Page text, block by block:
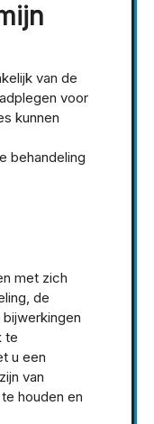
van de
voor
kunnen
behandeling
met zich
de
te
u een
van
houden en